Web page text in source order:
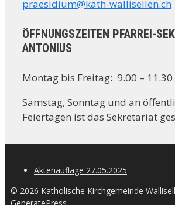
praesidium@kath-wallisellen.ch
ÖFFNUNGSZEITEN PFARREI-
ANTONIUS
Montag bis Freitag: 9.00 –
Samstag, Sonntag und an
Feiertagen ist das Sekretariat
Aktenauflage 27.05.2025
© 2026 Katholische Kirchgemeinde